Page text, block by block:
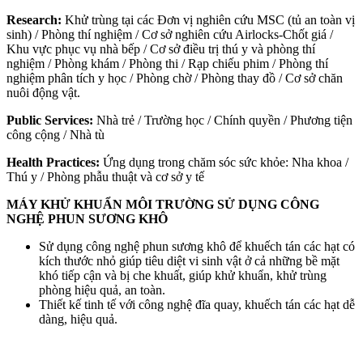
Research: Khử trùng tại các Đơn vị nghiên cứu MSC (tủ an toàn vị
sinh) / Phòng thí nghiệm / Cơ sở nghiên cứu Airlocks-Chốt giá /
Khu vực phục vụ nhà bếp / Cơ sở điều trị thú y và phòng thí
nghiệm / Phòng khám / Phòng thi / Rạp chiếu phim / Phòng thí
nghiệm phân tích y học / Phòng chờ / Phòng thay đồ / Cơ sở chăn
nuôi động vật.
Public Services: Nhà trẻ / Trường học / Chính quyền / Phương tiện
công cộng / Nhà tù
Health Practices: Ứng dụng trong chăm sóc sức khỏe: Nha khoa /
Thú y / Phòng phẫu thuật và cơ sở y tế
MÁY KHỬ KHUẨN MÔI TRƯỜNG SỬ DỤNG CÔNG
NGHỆ PHUN SƯƠNG KHÔ
Sử dụng công nghệ phun sương khô để khuếch tán các hạt có
kích thước nhỏ giúp tiêu diệt vi sinh vật ở cả những bề mặt
khó tiếp cận và bị che khuất, giúp khử khuẩn, khử trùng
phòng hiệu quả, an toàn.
Thiết kế tinh tế với công nghệ đĩa quay, khuếch tán các hạt dễ
dàng, hiệu quả.